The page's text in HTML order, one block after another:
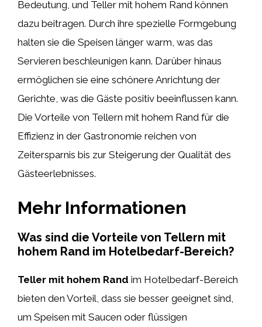
Bedeutung, und Teller mit hohem Rand können
dazu beitragen. Durch ihre spezielle Formgebung
halten sie die Speisen länger warm, was das
Servieren beschleunigen kann. Darüber hinaus
ermöglichen sie eine schönere Anrichtung der
Gerichte, was die Gäste positiv beeinflussen kann.
Die Vorteile von Tellern mit hohem Rand für die
Effizienz in der Gastronomie reichen von
Zeitersparnis bis zur Steigerung der Qualität des
Gästeerlebnisses.
Mehr Informationen
Was sind die Vorteile von Tellern mit
hohem Rand im Hotelbedarf-Bereich?
Teller mit hohem Rand im Hotelbedarf-Bereich
bieten den Vorteil, dass sie besser geeignet sind,
um Speisen mit Saucen oder flüssigen